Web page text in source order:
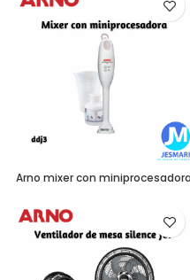
Arno mixer con miniprocesadora